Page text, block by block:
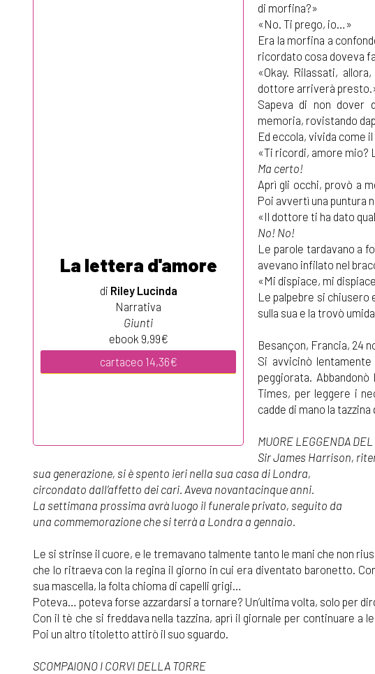
La lettera d'amore
di Riley Lucinda
Narrativa
Giunti
ebook 9,99€
cartaceo 14,36€
di morfina?»
«No. Ti prego, io…»
Era la morfina a
ricordato cosa doveva
«Okay. Rilassati,
dottore arriverà
Sapeva di non dover
memoria, rovistando
Ed eccola, vivida come
«Ti ricordi, amore
Ma certo!
Aprì gli occhi, provò a
Poi avvertì una puntura
«Il dottore ti ha dato
No! No!
Le parole tardavano a
avevano infilato nel
«Mi dispiace, mi
Le palpebre si chiusero
sulla sua e la trovò
Besançon, Francia, 24
Si avvicinò
peggiorata.
Times, per leggere i
cadde di mano la
MUORE LEGGENDA
Sir James Harrison,
sua generazione, si è spento ieri nella sua casa di Londra,
circondato dall’affetto dei cari. Aveva novantacinque anni.
La settimana prossima avrà luogo il funerale privato, seguito da
una commemorazione che si terrà a Londra a gennaio.
Le si strinse il cuore, e le tremavano talmente tanto le mani che non
che lo ritraeva con la regina il giorno in cui era diventato baronetto.
sua mascella, la folta chioma di capelli grigi…
Poteva… poteva forse azzardarsi a tornare? Un’ultima volta, solo per
Con il tè che si freddava nella tazzina, aprì il giornale per continuare a
Poi un altro titoletto attirò il suo sguardo.
SCOMPAIONO I CORVI DELLA TORRE